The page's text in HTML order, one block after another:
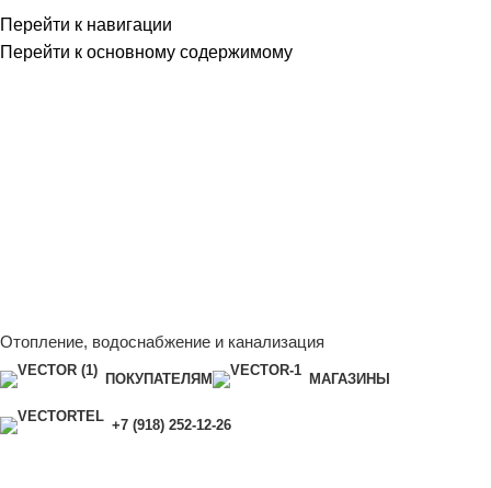
Перейти к навигации
Перейти к основному содержимому
Отопление, водоснабжение и канализация
ПОКУПАТЕЛЯМ МАГАЗИНЫ
+7 (918) 252-12-26